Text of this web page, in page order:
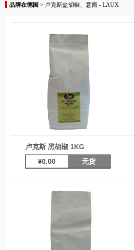
品牌在德国 > 卢克斯盐胡椒、意面 - LAUX
卢克斯 黑胡椒 1KG
¥0.00 无货